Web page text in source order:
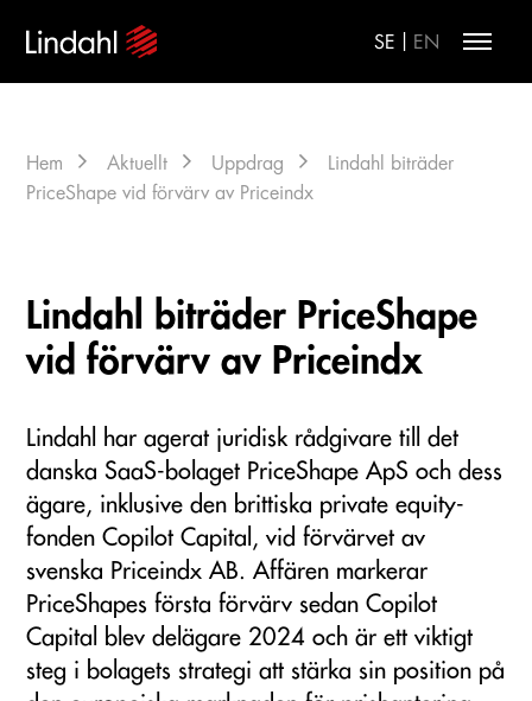
SE EN
Hem Aktuellt Uppdrag
Lindahl biträder
PriceShape vid förvärv av Priceindx
Lindahl biträder PriceShape
vid förvärv av Priceindx
Lindahl har agerat juridisk rådgivare till det
danska SaaS-bolaget PriceShape ApS och dess
ägare, inklusive den brittiska private equity-
fonden Copilot Capital, vid förvärvet av
svenska Priceindx AB. Affären markerar
PriceShapes första förvärv sedan Copilot
Capital blev delägare 2024 och är ett viktigt
steg i bolagets strategi att stärka sin position på